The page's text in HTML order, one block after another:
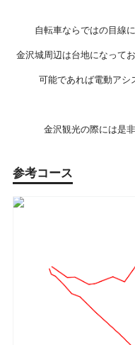
自転車ならではの目線
金沢城周辺は台地になって
可能であれば電動アシ
金沢観光の際には是
参考コース